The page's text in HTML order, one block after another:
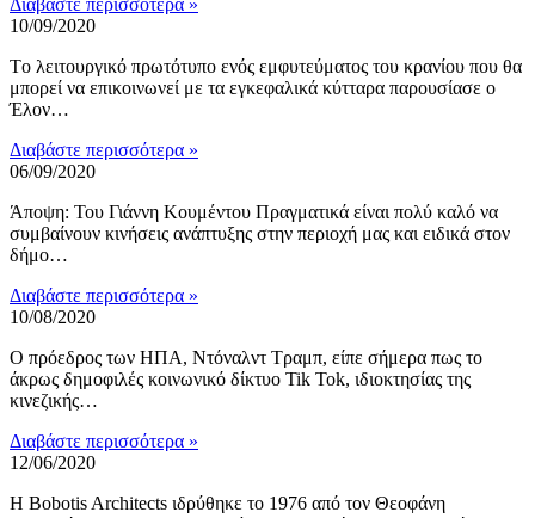
Διαβάστε περισσότερα »
10/09/2020
Tο λειτουργικό πρωτότυπο ενός εμφυτεύματος του κρανίου που θα
μπορεί να επικοινωνεί με τα εγκεφαλικά κύτταρα παρουσίασε ο
Έλον…
Διαβάστε περισσότερα »
06/09/2020
Άποψη: Του Γιάννη Κουμέντου Πραγματικά είναι πολύ καλό να
συμβαίνουν κινήσεις ανάπτυξης στην περιοχή μας και ειδικά στον
δήμο…
Διαβάστε περισσότερα »
10/08/2020
Ο πρόεδρος των ΗΠΑ, Ντόναλντ Τραμπ, είπε σήμερα πως το
άκρως δημοφιλές κοινωνικό δίκτυο Tik Tok, ιδιοκτησίας της
κινεζικής…
Διαβάστε περισσότερα »
12/06/2020
Η Bobotis Architects ιδρύθηκε το 1976 από τον Θεοφάνη